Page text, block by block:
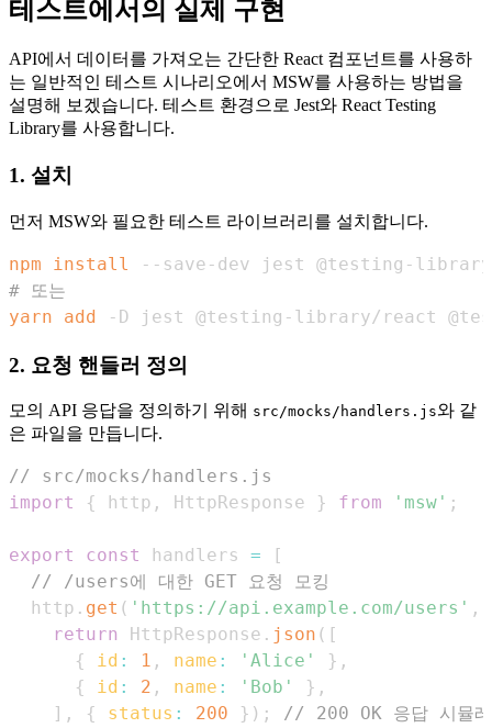
테스트에서의 실제 구현
API에서 데이터를 가져오는 간단한 React 컴포넌트를 사용하
는 일반적인 테스트 시나리오에서 MSW를 사용하는 방법을
설명해 보겠습니다. 테스트 환경으로 Jest와 React Testing
Library를 사용합니다.
1. 설치
먼저 MSW와 필요한 테스트 라이브러리를 설치합니다.
npm
install
# 또는
yarn
add -D jest @testing-library/react
2. 요청 핸들러 정의
모의 API 응답을 정의하기 위해 src/mocks/handlers.js와 같
은 파일을 만듭니다.
// src/mocks/handlers.js
import
{ http , HttpResponse } from 'msw' ;
export const handlers =
[
// /users에 대한 GET 요청 모킹
  http
. get ( 'https://api.example.com/users' ,
return
HttpResponse . json ( [
{
id : 1 , name : 'Alice' } ,
{
id : 2 , name : 'Bob' } ,
] , { status : 200 } ) ;
// 200 OK 응답 시뮬레